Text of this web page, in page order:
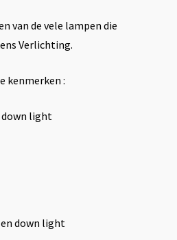
van de vele lampen die
Verlichting.
kenmerken :
down light
down light